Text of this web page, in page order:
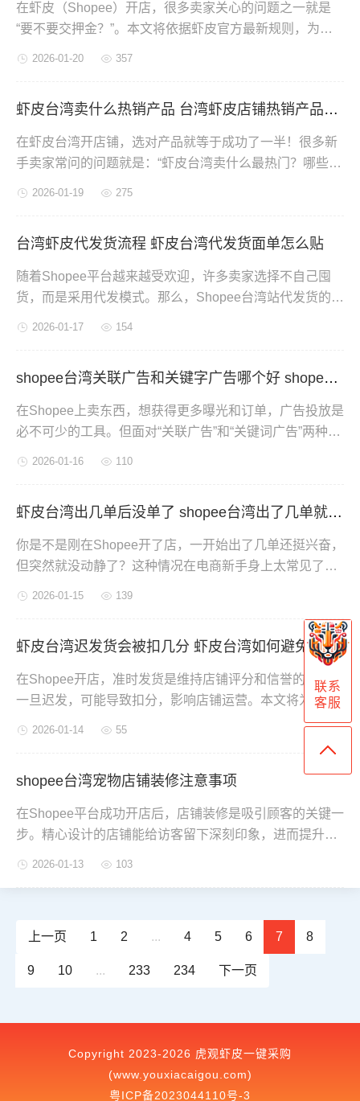
在虾皮（Shopee）开店，很多卖家关心的问题之一就是
“要不要交押金？”。本文将依据虾皮官方最新规则，为你
2026-01-20 357
虾皮台湾卖什么热销产品 台湾虾皮店铺热销产品有哪些
在虾皮台湾开店铺，选对产品就等于成功了一半！很多新
手卖家常问的问题就是：“虾皮台湾卖什么最热门？哪些产
2026-01-19 275
台湾虾皮代发货流程 虾皮台湾代发货面单怎么贴
随着Shopee平台越来越受欢迎，许多卖家选择不自己囤
货，而是采用代发模式。那么，Shopee台湾站代发货的具
2026-01-17 154
shopee台湾关联广告和关键字广告哪个好 shopee台湾关联广告和关键字的区别
在Shopee上卖东西，想获得更多曝光和订单，广告投放是
必不可少的工具。但面对“关联广告”和“关键词广告”两种选
2026-01-16 110
虾皮台湾出几单后没单了 shopee台湾出了几单就不出单了是怎么回事
你是不是刚在Shopee开了店，一开始出了几单还挺兴奋，
但突然就没动静了？这种情况在电商新手身上太常见了，
2026-01-15 139
虾皮台湾迟发货会被扣几分 虾皮台湾如何避免迟发货
在Shopee开店，准时发货是维持店铺评分和信誉的关键。
一旦迟发，可能导致扣分，影响店铺运营。本文将为您简
单介绍Shopee迟发货的扣分规则，并分享几个简单有效的
2026-01-14 55
shopee台湾宠物店铺装修注意事项
在Shopee平台成功开店后，店铺装修是吸引顾客的关键一
步。精心设计的店铺能给访客留下深刻印象，进而提升产
2026-01-13 103
上一页 1 2 ... 4 5 6 7 8
9 10 ... 233 234 下一页
Copyright 2023-2026 虎观虾皮一键采购
(www.youxiacaigou.com)
粤ICP备2023044110号-3
联系
客服